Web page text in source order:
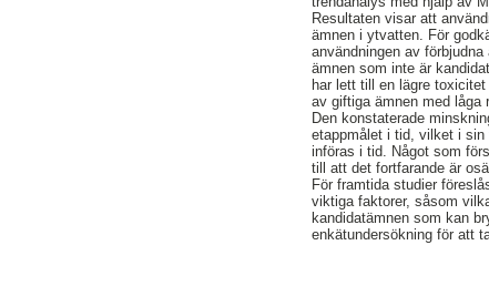
Resultaten visar att
ämnen i ytvatten. För
användningen av
ämnen som inte är
har lett till en lägre
av giftiga ämnen med
Den konstaterade
etappmålet i tid, vilket i
införas i tid. Något som
till att det fortfarande är
För framtida studier
viktiga faktorer, såsom
kandidatämnen som kan
enkätundersökning för att